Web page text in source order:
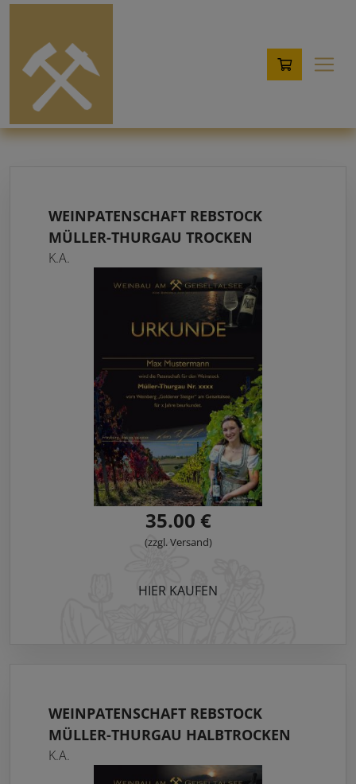
WEINPATENSCHAFT REBSTOCK
MÜLLER-THURGAU TROCKEN
K.A.
35.00 €
(zzgl. Versand)
HIER KAUFEN
WEINPATENSCHAFT REBSTOCK
MÜLLER-THURGAU HALBTROCKEN
K.A.